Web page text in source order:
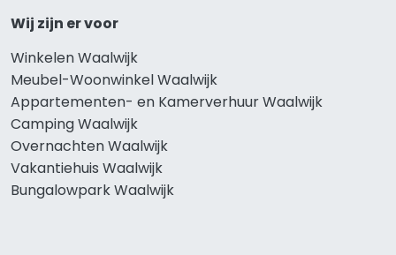
Wij zijn er voor
Winkelen Waalwijk
Meubel-Woonwinkel Waalwijk
Appartementen- en Kamerverhuur Waalwijk
Camping Waalwijk
Overnachten Waalwijk
Vakantiehuis Waalwijk
Bungalowpark Waalwijk